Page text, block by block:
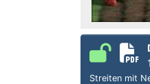
Streiten mit